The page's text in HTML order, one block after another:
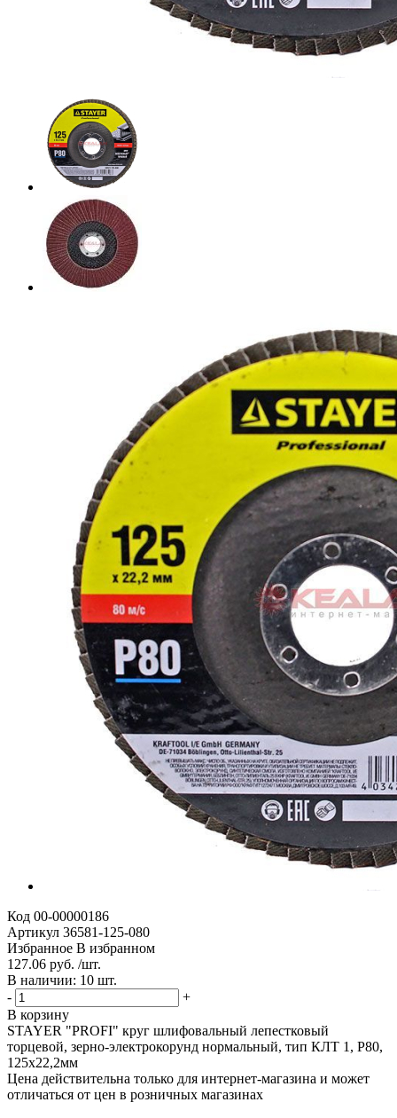
Код 00-00000186
Артикул 36581-125-080
Избранное В избранном
127.06 руб. /шт.
В наличии: 10 шт.
-
+
В корзину
STAYER "PROFI" круг шлифовальный лепестковый
торцевой, зерно-электрокорунд нормальный, тип КЛТ 1, P80,
125х22,2мм
Цена действительна только для интернет-магазина и может
отличаться от цен в розничных магазинах